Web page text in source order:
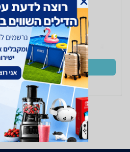
קנו עכשיו
ב- Zap